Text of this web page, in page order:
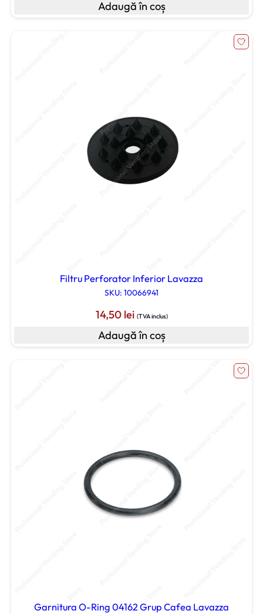
Adaugă în coș
Filtru Perforator Inferior Lavazza
SKU: 10066941
14,50 lei (TVA inclus)
Adaugă în coș
Garnitura O-Ring 04162 Grup Cafea Lavazza